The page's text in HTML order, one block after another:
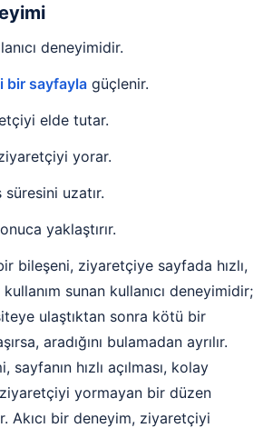
deneyimidir.
bir sayfayla güçlenir.
elde tutar.
yorar.
uzatır.
yaklaştırır.
bileşeni, ziyaretçiye sayfada hızlı,
sunan kullanıcı deneyimidir;
ulaştıktan sonra kötü bir
aradığını bulamadan ayrılır.
sayfanın hızlı açılması, kolay
yormayan bir düzen
Akıcı bir deneyim, ziyaretçiyi